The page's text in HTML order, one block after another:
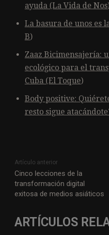
ayuda (La Vida de Nos
La basura de unos es
B)
Zaaz Bicimensajería:
ecológico para el
Cuba (El Toque)
Body positive:
resto sigue
Artículo anterior
Cinco lecciones de la
transformación digital
exitosa de medios asiáticos
ARTÍCULOS